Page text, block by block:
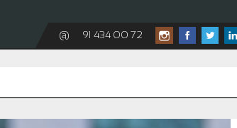
@ 91 434 00 72